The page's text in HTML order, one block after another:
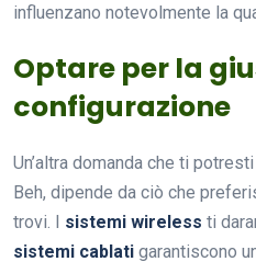
influenzano notevolmente la
Optare per la
configurazione
Un’altra domanda che ti
Beh, dipende da ciò che
trovi. I sistemi wireless ti
sistemi cablati garantiscono